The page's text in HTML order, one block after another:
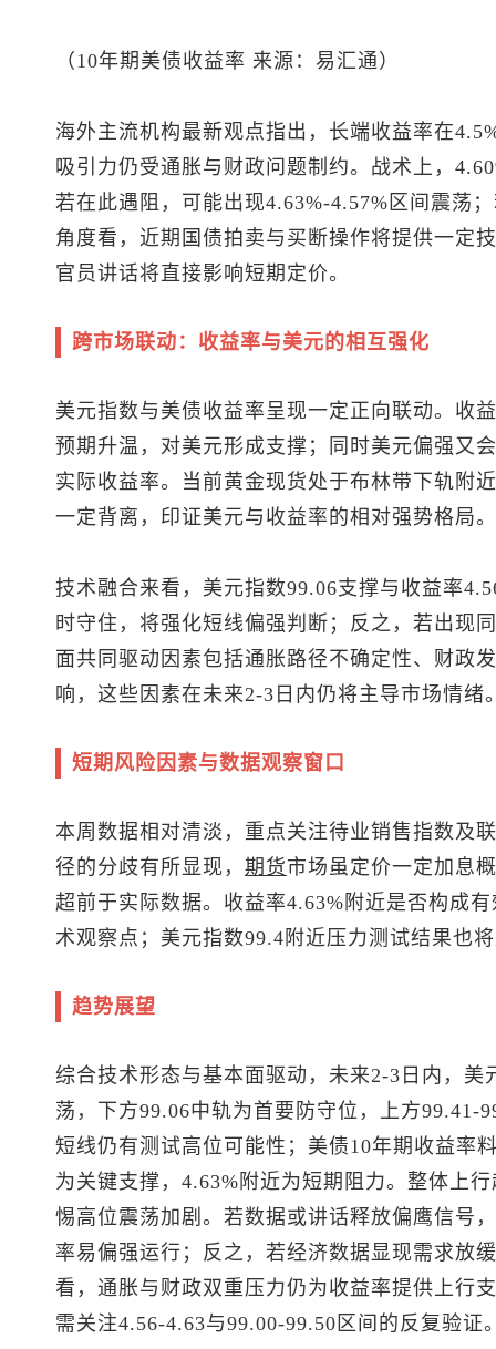
（10年期美债收益率 来源：易汇通）
海外主流机构最新观点指出，长端收益率在
吸引力仍受通胀与财政问题制约。战术上，
若在此遇阻，可能出现4.63%-4.57%区间震荡
角度看，近期国债拍卖与买断操作将提供一定
官员讲话将直接影响短期定价。
跨市场联动：收益率与美元的相互强化
美元指数与美债收益率呈现一定正向联动。收
预期升温，对美元形成支撑；同时美元偏强又
实际收益率。当前黄金现货处于布林带下轨附
一定背离，印证美元与收益率的相对强势格局。
技术融合来看， 美元指数99.06支撑与收益率
时守住，将强化短线偏强判断；反之，若出现
面共同驱动因素包括通胀路径不确定性、财政
响，这些因素在未来2-3日内仍将主导市场情绪
短期风险因素与数据观察窗口
本周数据相对清淡，重点关注待业销售指数及
径的分歧有所显现， 期货市场虽定价一定加息
超前于实际数据。收益率4.63%附近是否构成
术观察点； 美元指数99.4附近压力测试结果也
趋势展望
综合技术形态与基本面驱动，未来2-3日内， 美
荡，下方99.06中轨为首要防守位，上方99.41-
短线仍有测试高位可能性；美债10年期收益率
为关键支撑，4.63%附近为短期阻力。整体上
惕高位震荡加剧。若数据或讲话释放偏鹰信号
率易偏强运行；反之，若经济数据显现需求放
看，通胀与财政双重压力仍为收益率提供上行
需关注4.56-4.63与99.00-99.50区间的反复验证